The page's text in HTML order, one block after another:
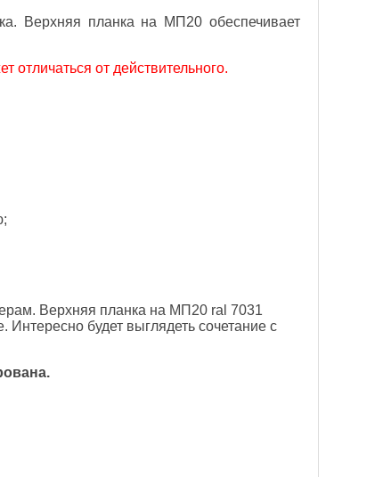
Верхняя планка на МП20 обеспечивает
от действительного.
Верхняя планка на МП20 ral 7031
Интересно будет выглядеть сочетание с